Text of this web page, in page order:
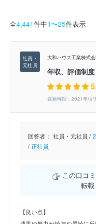
全4,441件中1〜25件表示
大和ハウス工業株式
年収、評価制度
在籍時期：2021年頃
回答者： 社員・元社員 /
/ 正社員
この口コ
転載
【良い点】